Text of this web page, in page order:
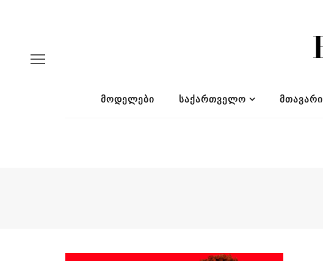
ᲛᲝᲓᲔᲚᲔᲑᲘ ᲡᲐᲥᲐᲠᲗᲕᲔᲚᲝ ᲛᲗᲐᲕᲐᲠᲘ